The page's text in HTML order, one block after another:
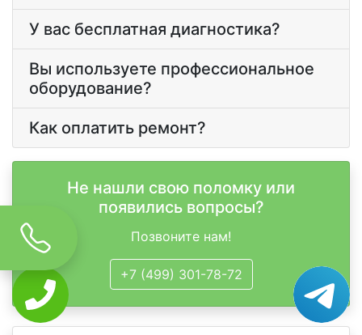
У вас бесплатная диагностика?
Вы используете профессиональное
оборудование?
Как оплатить ремонт?
Не нашли свою поломку или
появились вопросы?
Позвоните нам!
+7 (499) 301-78-72